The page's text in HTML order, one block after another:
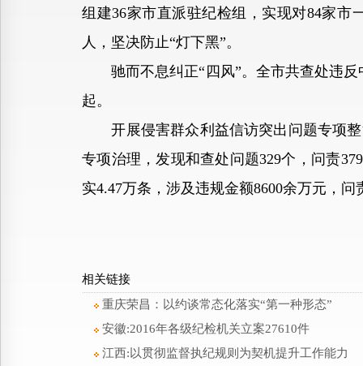
组建36家市直派驻纪检组，实现对84家市
人，坚决防止“灯下黑”。
驰而不息纠正“四风”。全市共查处违反
起。
开展侵害群众利益信访突出问题专项整
专项治理，发现和查处问题329个，问责
实4.47万条，涉及违规金额8600余万元，
相关链接
重庆荣昌：以约谈常态化落实“第一种形态”
安徽:2016年各级纪检机关立案27610件
江西:以贯彻监督执纪规则为契机提升工作能力